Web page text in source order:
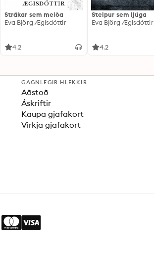
Strákar sem meiða
Eva Björg Ægisdóttir
4.2
Stelpur sem ljúga
Eva Björg Ægisdóttir
4.2
GAGNLEGIR HLEKKIR
Aðstoð
Áskriftir
Kaupa gjafakort
Virkja gjafakort